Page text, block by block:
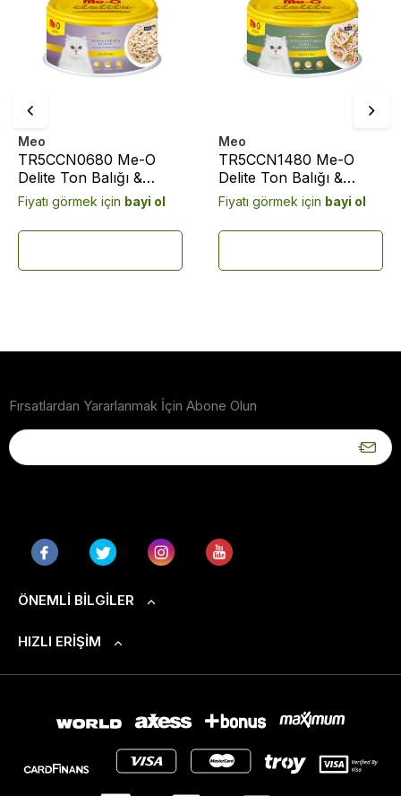
Meo
TR5CCN0680 Me-O
Delite Ton Balığı &
Tavuk Etli Kedi
Konserve Yaş Mama
80gr (24 adet)
Fiyatı görmek için bayi ol
Meo
TR5CCN1480 Me-O
Delite Ton Balığı &
Sebzeli Kedi Konserve
Yaş Mama 80gr (24
adet)
Fiyatı görmek için bayi ol
ÖNEMLI BILGILER
HIZLI ERIŞIM
Fırsatlardan Yararlanmak İçin Abone Olun